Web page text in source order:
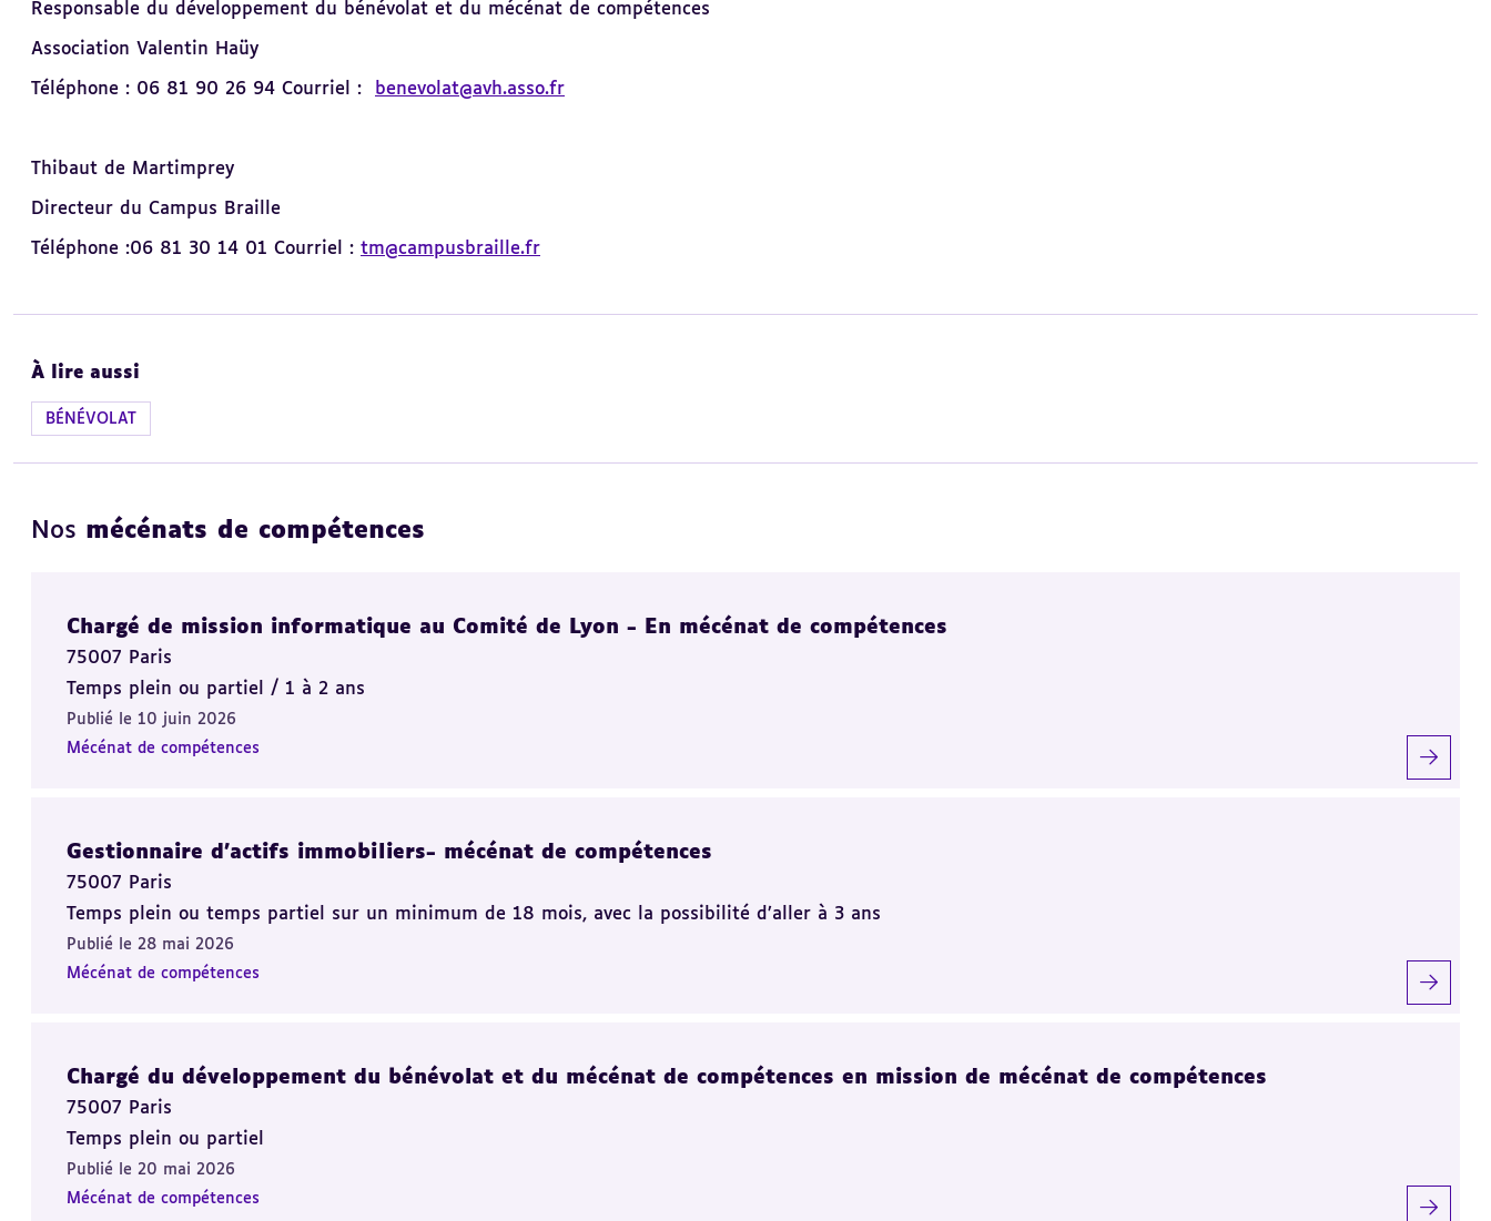
Responsable du développement du bénévolat et du mécénat de compétences
Association Valentin Haüy
Téléphone : 06 81 90 26 94 Courriel : benevolat@avh.asso.fr
Thibaut de Martimprey
Directeur du Campus Braille
Téléphone :06 81 30 14 01 Courriel : tm@campusbraille.fr
À lire aussi
BÉNÉVOLAT
Nos mécénats de compétences
Chargé de mission informatique au Comité de Lyon - En mécénat de compétences
75007 Paris
Temps plein ou partiel / 1 à 2 ans
Publié le 10 juin 2026
Mécénat de compétences
Gestionnaire d’actifs immobiliers- mécénat de compétences
75007 Paris
Temps plein ou temps partiel sur un minimum de 18 mois, avec la possibilité d’aller à 3 ans
Publié le 28 mai 2026
Mécénat de compétences
Chargé du développement du bénévolat et du mécénat de compétences en mission de mécénat de compétences
75007 Paris
Temps plein ou partiel
Publié le 20 mai 2026
Mécénat de compétences